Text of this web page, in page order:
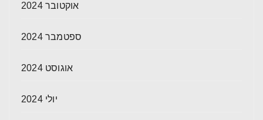
אוקטובר 2024
ספטמבר 2024
אוגוסט 2024
יולי 2024